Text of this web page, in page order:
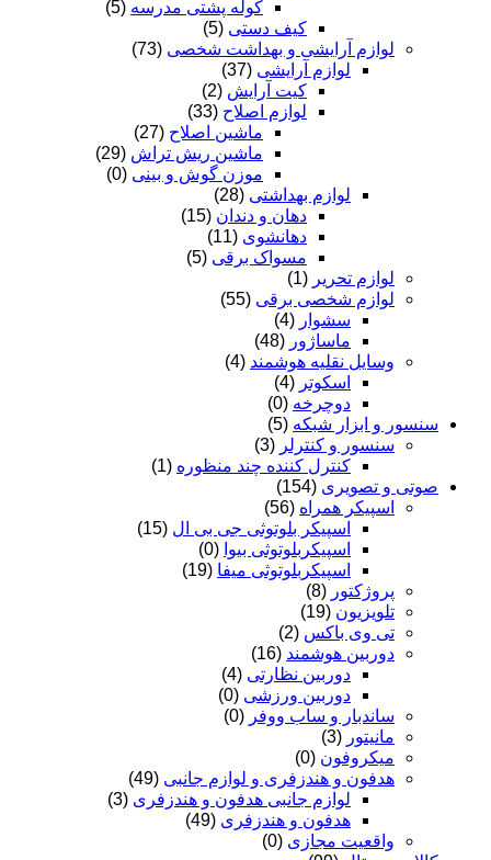
کوله پشتی مدرسه (5)
کیف دستی (5)
لوازم آرایشی و بهداشت شخصی (73)
لوازم آرایشی (37)
کیت آرایش (2)
لوازم اصلاح (33)
ماشین اصلاح (27)
ماشین ریش تراش (29)
موزن گوش و بینی (0)
لوازم بهداشتی (28)
دهان و دندان (15)
دهانشوی (11)
مسواک برقی (5)
لوازم تحریر (1)
لوازم شخصی برقی (55)
سشوار (4)
ماساژور (48)
وسایل نقلیه هوشمند (4)
اسکوتر (4)
دوچرخه (0)
سنسور و ابزار شبکه (5)
سنسور و کنترلر (3)
کنترل کننده چند منظوره (1)
صوتی و تصویری (154)
اسپیکر همراه (56)
اسپیکر بلوتوثی جی بی ال (15)
اسپیکربلوتوثی بیوا (0)
اسپیکربلوتوثی میفا (19)
پروژکتور (8)
تلویزیون (19)
تی وی باکس (2)
دوربین هوشمند (16)
دوربین نظارتی (4)
دوربین ورزشی (0)
ساندبار و ساب ووفر (0)
مانیتور (3)
میکروفون (0)
هدفون و هندزفری و لوازم جانبی (49)
لوازم جانبی هدفون و هندزفری (3)
هدفون و هندزفری (49)
واقعیت مجازی (0)